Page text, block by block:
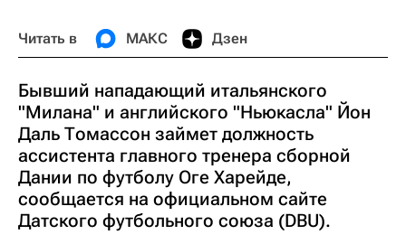
Читать в МАКС Дзен
Бывший нападающий итальянского
"Милана" и английского "Ньюкасла" Йон
Даль Томассон займет должность
ассистента главного тренера сборной
Дании по футболу Оге Харейде,
сообщается на официальном сайте
Датского футбольного союза (DBU).